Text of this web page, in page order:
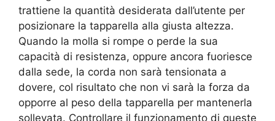
trattiene la quantità desiderata dall’utente per
posizionare la tapparella alla giusta altezza.
Quando la molla si rompe o perde la sua
capacità di resistenza, oppure ancora fuoriesce
dalla sede, la corda non sarà tensionata a
dovere, col risultato che non vi sarà la forza da
opporre al peso della tapparella per mantenerla
sollevata. Controllare il funzionamento di queste